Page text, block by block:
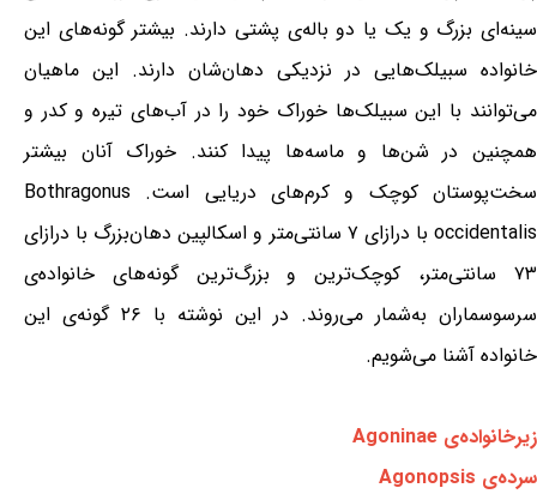
سینه‌ای بزرگ و یک یا دو باله‌ی پشتی دارند. بیشتر گونه‌های این
خانواده سبیلک‌هایی در نزدیکی دهان‌شان دارند. این ماهیان
می‌توانند با این سبیلک‌ها خوراک خود را در آب‌های تیره و کدر و
همچنین در شن‌ها و ماسه‌ها پیدا کنند. خوراک آنان بیشتر
سخت‌پوستان کوچک و کرم‌های دریایی است. Bothragonus
occidentalis با درازای ۷ سانتی‌متر و اسکالپین دهان‌بزرگ با درازای
۷۳ سانتی‌متر، کوچک‌ترین و بزرگ‌ترین گونه‌های خانواده‌ی
سرسوسماران به‌شمار می‌روند. در این نوشته با ۲۶ گونه‌ی این
خانواده آشنا می‌شویم.
زیرخانواده‌ی Agoninae
سرده‌ی Agonopsis